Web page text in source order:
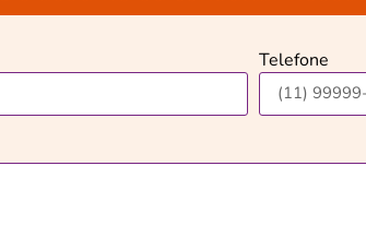
Telefone